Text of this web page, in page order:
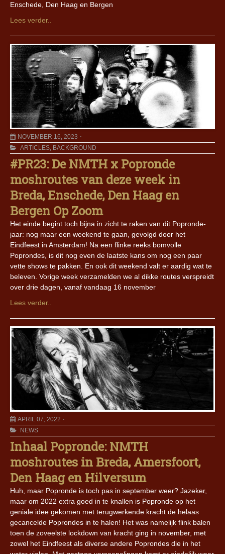
Enschede, Den Haag en Bergen
Lees verder..
NOVEMBER 16, 2023
ARTICLES, BACKGROUND
#PR23: De NMTH x Popronde
moshroutes van deze week in
Breda, Enschede, Den Haag en
Bergen Op Zoom
Het einde begint toch bijna in zicht te raken van dit Popronde-
jaar: nog maar een weekend te gaan, gevolgd door het
Eindfeest in Amsterdam! Na een flinke reeks bomvolle
Poprondes, is dit nog even de laatste kans om nog een paar
vette shows te pakken. En ook dit weekend valt er aardig wat te
beleven. Vorige week verzamelden we al dikke routes verspreidt
over drie dagen, vanaf vandaag 16 november
Lees verder..
APRIL 07, 2022
NEWS
Inhaal Popronde: NMTH
moshroutes in Breda, Amersfoort,
Den Haag en Hilversum
Huh, maar Popronde is toch pas in september weer? Jazeker,
maar om 2022 extra goed in te knallen is Popronde op het
geniale idee gekomen met terugwerkende kracht de helaas
gecancelde Poprondes in te halen! Het was namelijk flink balen
toen de zoveelste lockdown van kracht ging in november, met
zowel het Eindfeest als diverse andere Poprondes die in het